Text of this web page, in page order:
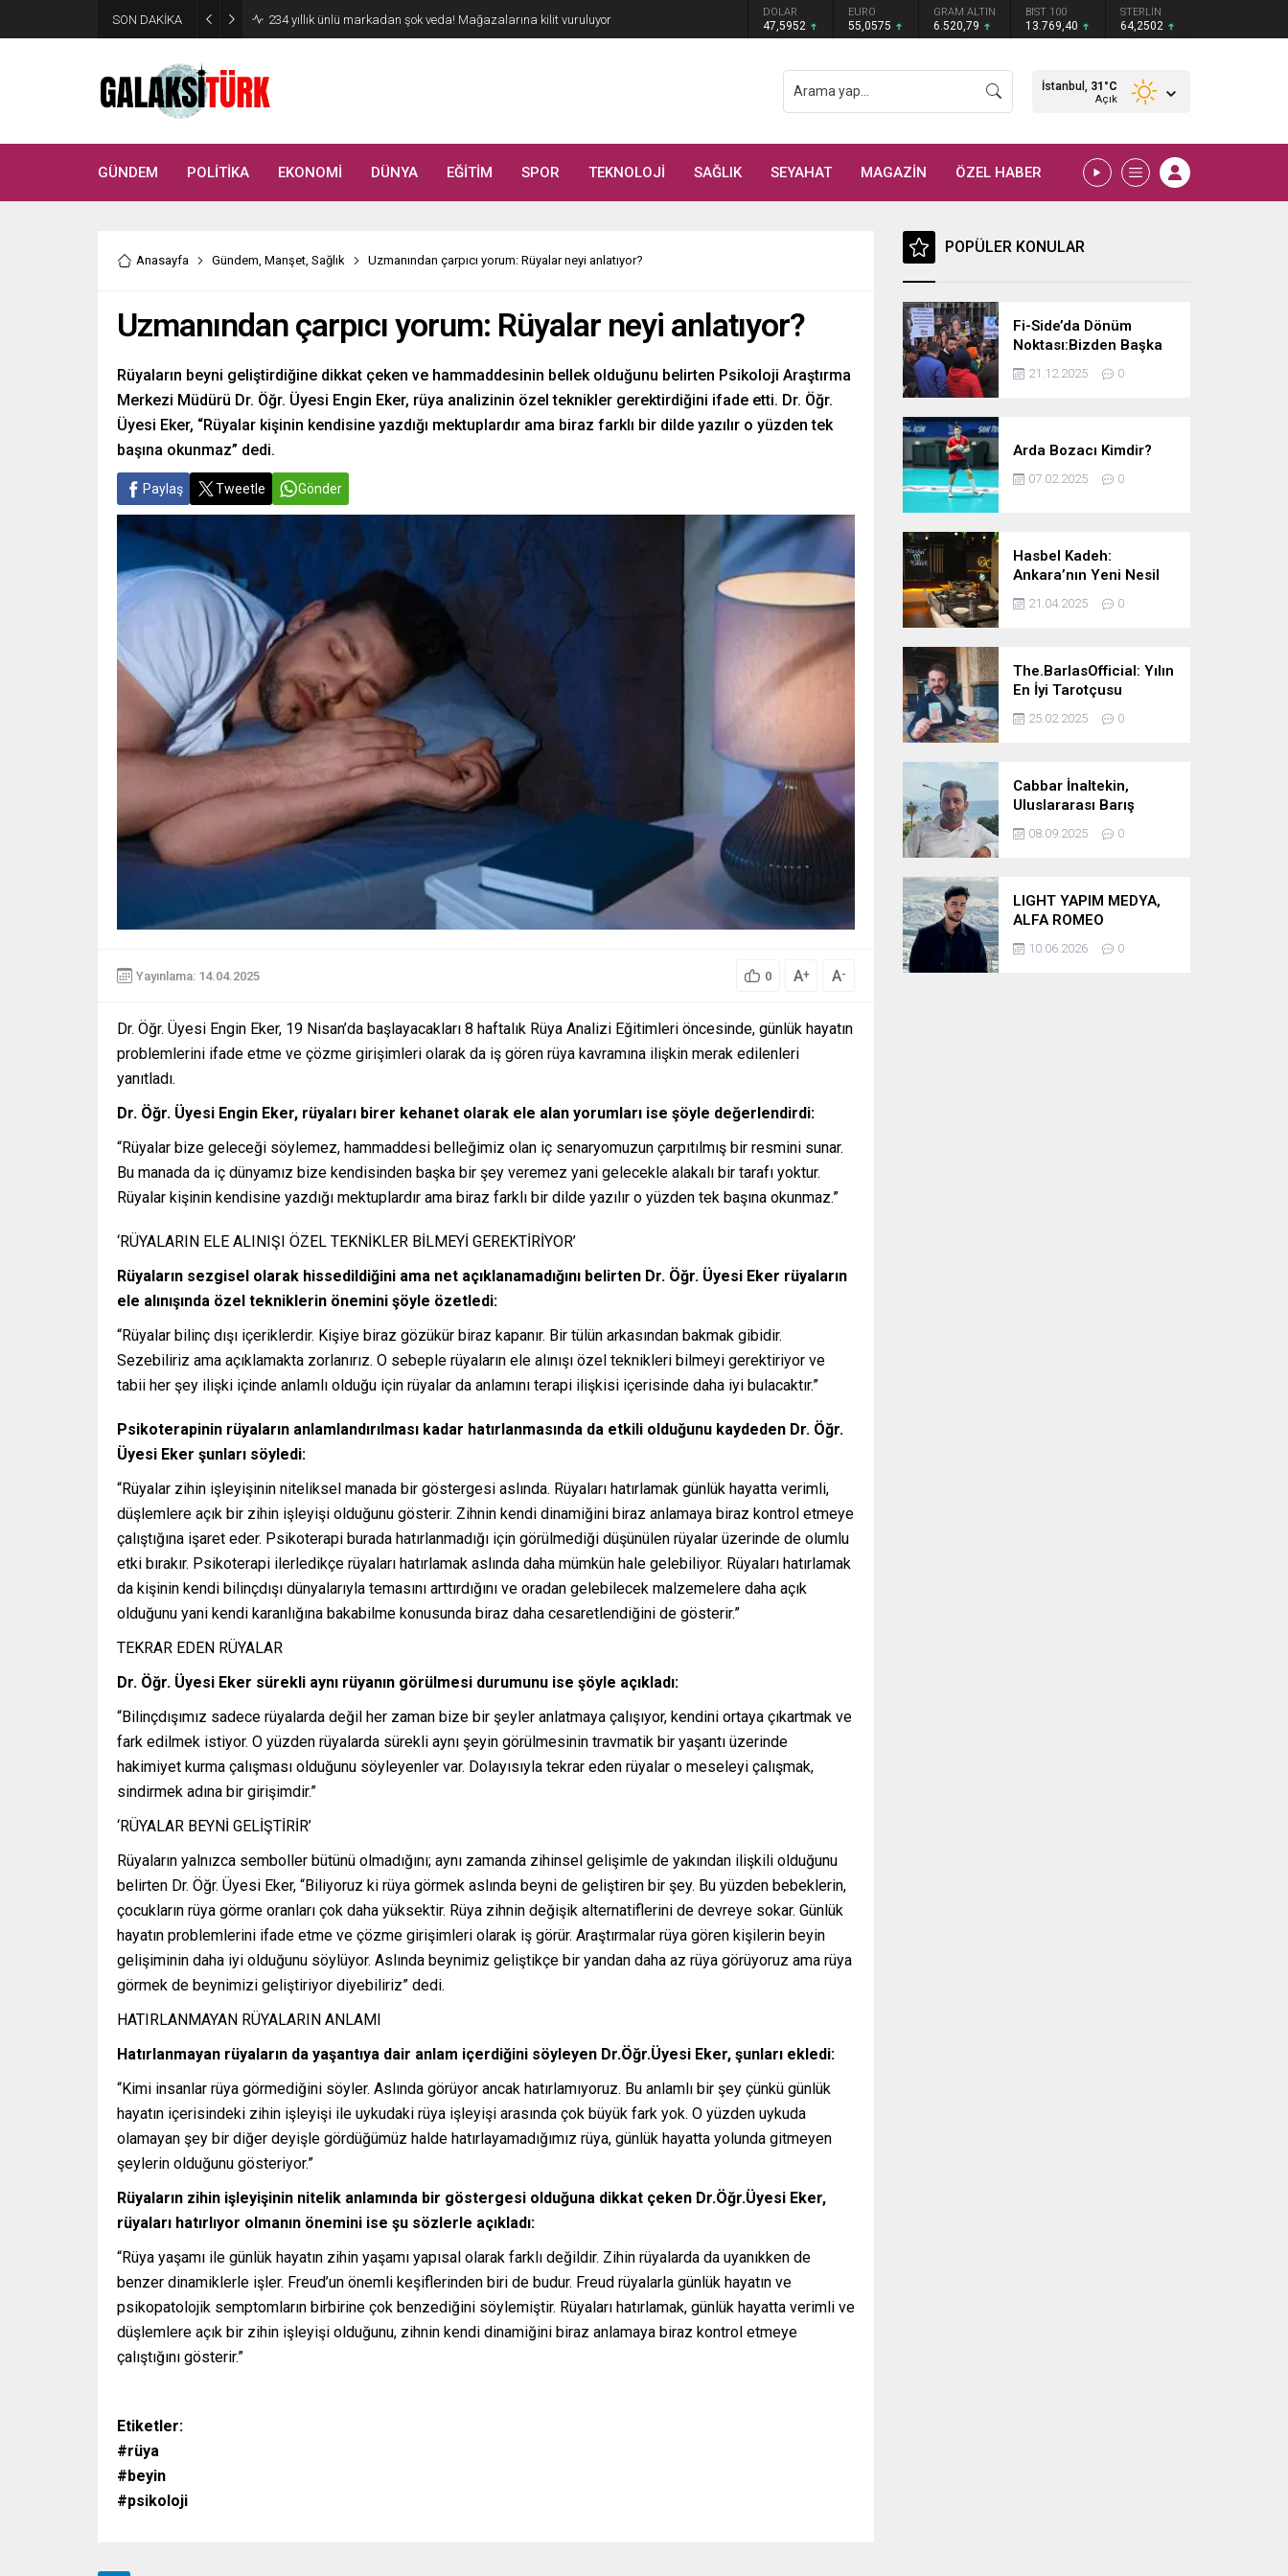
SON DAKİKA Vücudunuzu zehirliyor: Varsa çöpe atın! Yiyeni hasta ediyor DOLAR
47,5952
EURO
55,0575
GRAM ALTIN
6.520,79
BIST 100
13.769,40
STERLİN
64,2502
İstanbul, 31 °C
Açık
GÜNDEM POLİTİKA EKONOMİ DÜNYA EĞİTİM SPOR TEKNOLOJİ SAĞLIK SEYAHAT MAGAZİN ÖZEL HABER
Anasayfa Gündem, Manşet, Sağlık Uzmanından çarpıcı yorum: Rüyalar neyi anlatıyor?
Uzmanından çarpıcı yorum: Rüyalar neyi anlatıyor?
Rüyaların beyni geliştirdiğine dikkat çeken ve hammaddesinin bellek olduğunu belirten Psikoloji Araştırma
Merkezi Müdürü Dr. Öğr. Üyesi Engin Eker, rüya analizinin özel teknikler gerektirdiğini ifade etti. Dr. Öğr.
Üyesi Eker, “Rüyalar kişinin kendisine yazdığı mektuplardır ama biraz farklı bir dilde yazılır o yüzden tek
başına okunmaz” dedi.
Paylaş Tweetle Gönder
Yayınlama: 14.04.2025 0 A+ A-
Dr. Öğr. Üyesi Engin Eker, 19 Nisan’da başlayacakları 8 haftalık Rüya Analizi Eğitimleri öncesinde, günlük hayatın
problemlerini ifade etme ve çözme girişimleri olarak da iş gören rüya kavramına ilişkin merak edilenleri
yanıtladı.
Dr. Öğr. Üyesi Engin Eker, rüyaları birer kehanet olarak ele alan yorumları ise şöyle değerlendirdi:
“Rüyalar bize geleceği söylemez, hammaddesi belleğimiz olan iç senaryomuzun çarpıtılmış bir resmini sunar.
Bu manada da iç dünyamız bize kendisinden başka bir şey veremez yani gelecekle alakalı bir tarafı yoktur.
Rüyalar kişinin kendisine yazdığı mektuplardır ama biraz farklı bir dilde yazılır o yüzden tek başına okunmaz.”
‘RÜYALARIN ELE ALINIŞI ÖZEL TEKNİKLER BİLMEYİ GEREKTİRİYOR’
Rüyaların sezgisel olarak hissedildiğini ama net açıklanamadığını belirten Dr. Öğr. Üyesi Eker rüyaların
ele alınışında özel tekniklerin önemini şöyle özetledi:
“Rüyalar bilinç dışı içeriklerdir. Kişiye biraz gözükür biraz kapanır. Bir tülün arkasından bakmak gibidir.
Sezebiliriz ama açıklamakta zorlanırız. O sebeple rüyaların ele alınışı özel teknikleri bilmeyi gerektiriyor ve
tabii her şey ilişki içinde anlamlı olduğu için rüyalar da anlamını terapi ilişkisi içerisinde daha iyi bulacaktır.”
Psikoterapinin rüyaların anlamlandırılması kadar hatırlanmasında da etkili olduğunu kaydeden Dr. Öğr.
Üyesi Eker şunları söyledi:
“Rüyalar zihin işleyişinin niteliksel manada bir göstergesi aslında. Rüyaları hatırlamak günlük hayatta verimli,
düşlemlere açık bir zihin işleyişi olduğunu gösterir. Zihnin kendi dinamiğini biraz anlamaya biraz kontrol etmeye
çalıştığına işaret eder. Psikoterapi burada hatırlanmadığı için görülmediği düşünülen rüyalar üzerinde de olumlu
etki bırakır. Psikoterapi ilerledikçe rüyaları hatırlamak aslında daha mümkün hale gelebiliyor. Rüyaları hatırlamak
da kişinin kendi bilinçdışı dünyalarıyla temasını arttırdığını ve oradan gelebilecek malzemelere daha açık
olduğunu yani kendi karanlığına bakabilme konusunda biraz daha cesaretlendiğini de gösterir.”
TEKRAR EDEN RÜYALAR
Dr. Öğr. Üyesi Eker sürekli aynı rüyanın görülmesi durumunu ise şöyle açıkladı:
“Bilinçdışımız sadece rüyalarda değil her zaman bize bir şeyler anlatmaya çalışıyor, kendini ortaya çıkartmak ve
fark edilmek istiyor. O yüzden rüyalarda sürekli aynı şeyin görülmesinin travmatik bir yaşantı üzerinde
hakimiyet kurma çalışması olduğunu söyleyenler var. Dolayısıyla tekrar eden rüyalar o meseleyi çalışmak,
sindirmek adına bir girişimdir.”
‘RÜYALAR BEYNİ GELİŞTİRİR’
Rüyaların yalnızca semboller bütünü olmadığını; aynı zamanda zihinsel gelişimle de yakından ilişkili olduğunu
belirten Dr. Öğr. Üyesi Eker, “Biliyoruz ki rüya görmek aslında beyni de geliştiren bir şey. Bu yüzden bebeklerin,
çocukların rüya görme oranları çok daha yüksektir. Rüya zihnin değişik alternatiflerini de devreye sokar. Günlük
hayatın problemlerini ifade etme ve çözme girişimleri olarak iş görür. Araştırmalar rüya gören kişilerin beyin
gelişiminin daha iyi olduğunu söylüyor. Aslında beynimiz geliştikçe bir yandan daha az rüya görüyoruz ama rüya
görmek de beynimizi geliştiriyor diyebiliriz” dedi.
HATIRLANMAYAN RÜYALARIN ANLAMI
Hatırlanmayan rüyaların da yaşantıya dair anlam içerdiğini söyleyen Dr.Öğr.Üyesi Eker, şunları ekledi:
“Kimi insanlar rüya görmediğini söyler. Aslında görüyor ancak hatırlamıyoruz. Bu anlamlı bir şey çünkü günlük
hayatın içerisindeki zihin işleyişi ile uykudaki rüya işleyişi arasında çok büyük fark yok. O yüzden uykuda
olamayan şey bir diğer deyişle gördüğümüz halde hatırlayamadığımız rüya, günlük hayatta yolunda gitmeyen
şeylerin olduğunu gösteriyor.”
Rüyaların zihin işleyişinin nitelik anlamında bir göstergesi olduğuna dikkat çeken Dr.Öğr.Üyesi Eker,
rüyaları hatırlıyor olmanın önemini ise şu sözlerle açıkladı:
“Rüya yaşamı ile günlük hayatın zihin yaşamı yapısal olarak farklı değildir. Zihin rüyalarda da uyanıkken de
benzer dinamiklerle işler. Freud’un önemli keşiflerinden biri de budur. Freud rüyalarla günlük hayatın ve
psikopatolojik semptomların birbirine çok benzediğini söylemiştir. Rüyaları hatırlamak, günlük hayatta verimli ve
düşlemlere açık bir zihin işleyişi olduğunu, zihnin kendi dinamiğini biraz anlamaya biraz kontrol etmeye
çalıştığını gösterir.”
Etiketler:
#rüya
#beyin
#psikoloji
POPÜLER KONULAR
Fi-Side’da Dönüm
Noktası:Bizden Başka
Çare Yok, Kendi
Göbeğimizi Kendimiz
21.12.2025 0
Arda Bozacı Kimdir?
07.02.2025 0
Hasbel Kadeh:
Ankara’nın Yeni Nesil
Mekanı – Meyhane &
Pub Keyfi
21.04.2025 0
The.BarlasOfficial: Yılın
En İyi Tarotçusu
Ödülüne Katılmadı!
25.02.2025 0
Cabbar İnaltekin,
Uluslararası Barış
Hareketi Silifke İlçe
Başkanlığı’na Atandı
08.09.2025 0
LIGHT YAPIM MEDYA,
ALFA ROMEO
BULUŞMASININ
PRODÜKSİYONUNU
10.06.2026 0